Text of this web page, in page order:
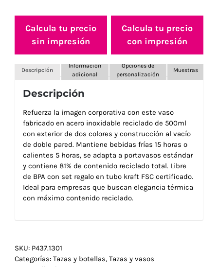
Calcula tu precio
sin impresión
Calcula tu precio
con impresión
Descripción
Información
adicional
Opciones de
personalización
Muestras
Descripción
Refuerza la imagen corporativa con este vaso
fabricado en acero inoxidable reciclado de 500ml
con exterior de dos colores y construcción al vacío
de doble pared. Mantiene bebidas frías 15 horas o
calientes 5 horas, se adapta a portavasos estándar
y contiene 81% de contenido reciclado total. Libre
de BPA con set regalo en tubo kraft FSC certificado.
Ideal para empresas que buscan elegancia térmica
con máximo contenido reciclado.
SKU: P437.1301
Categorías: Tazas y botellas, Tazas y vasos